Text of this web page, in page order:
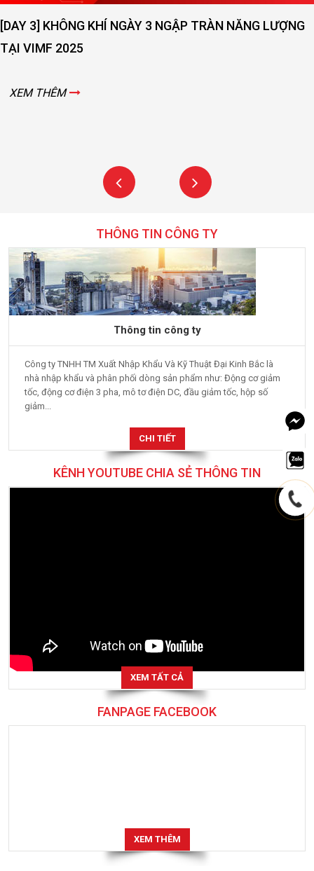
[DAY 2] SỨC NÓNG NGÀY THỨ 2 VẪN ĐANG LAN TOẢ -
VIMF 2025 – BẮC GIANG!
XEM THÊM
THÔNG TIN CÔNG TY
Thông tin công ty
Công ty TNHH TM Xuất Nhập Khẩu Và Kỹ Thuật Đại Kinh Bắc là
nhà nhập khẩu và phân phối dòng sản phẩm như: Động cơ giảm
tốc, động cơ điện 3 pha, mô tơ điện DC, đầu giảm tốc, hộp số
giảm...
CHI TIẾT
KÊNH YOUTUBE CHIA SẺ THÔNG TIN
XEM TẤT CẢ
FANPAGE FACEBOOK
XEM THÊM